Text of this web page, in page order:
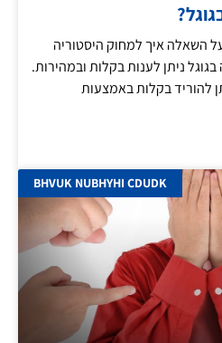
השאלה איך למחוק היסטוריה
ניתן לענות בקלות ובמהירות.
להוריד בקלות באמצעות
BHVUK NUBHYHI CDUDK